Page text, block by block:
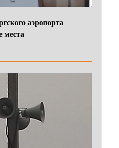
аэропорта
места